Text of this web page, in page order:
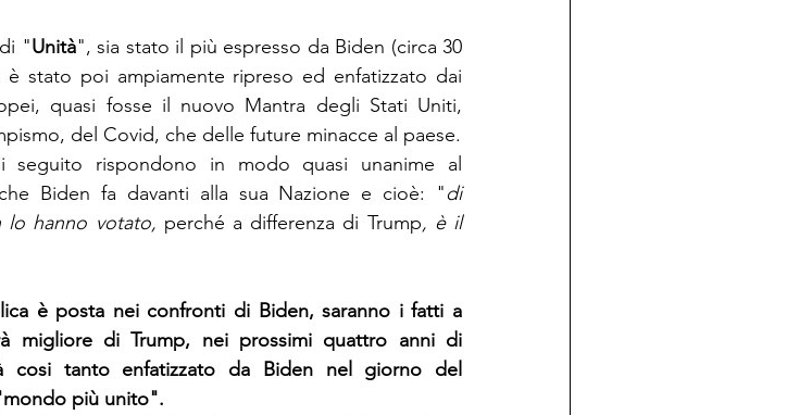
"Unità", sia stato il più espresso da Biden (circa 30
stato poi ampiamente ripreso ed enfatizzato dai
quasi fosse il nuovo Mantra degli Stati Uniti,
del Covid, che delle future minacce al paese.
seguito rispondono in modo quasi unanime al
Biden fa davanti alla sua Nazione e cioè: "di
lo hanno votato, perché a differenza di Trump, è il
è posta nei confronti di Biden, saranno i fatti a
migliore di Trump, nei prossimi quattro anni di
tanto enfatizzato da Biden nel giorno del
più unito".